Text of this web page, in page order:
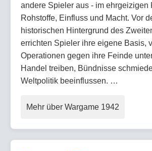
andere Spieler aus - im ehrgeizigen
Rohstoffe, Einfluss und Macht. Vor
historischen Hintergrund des
errichten Spieler ihre eigene Basis,
Operationen gegen ihre Feinde
Handel treiben, Bündnisse
Weltpolitik beeinflussen. …
Mehr über Wargame 1942